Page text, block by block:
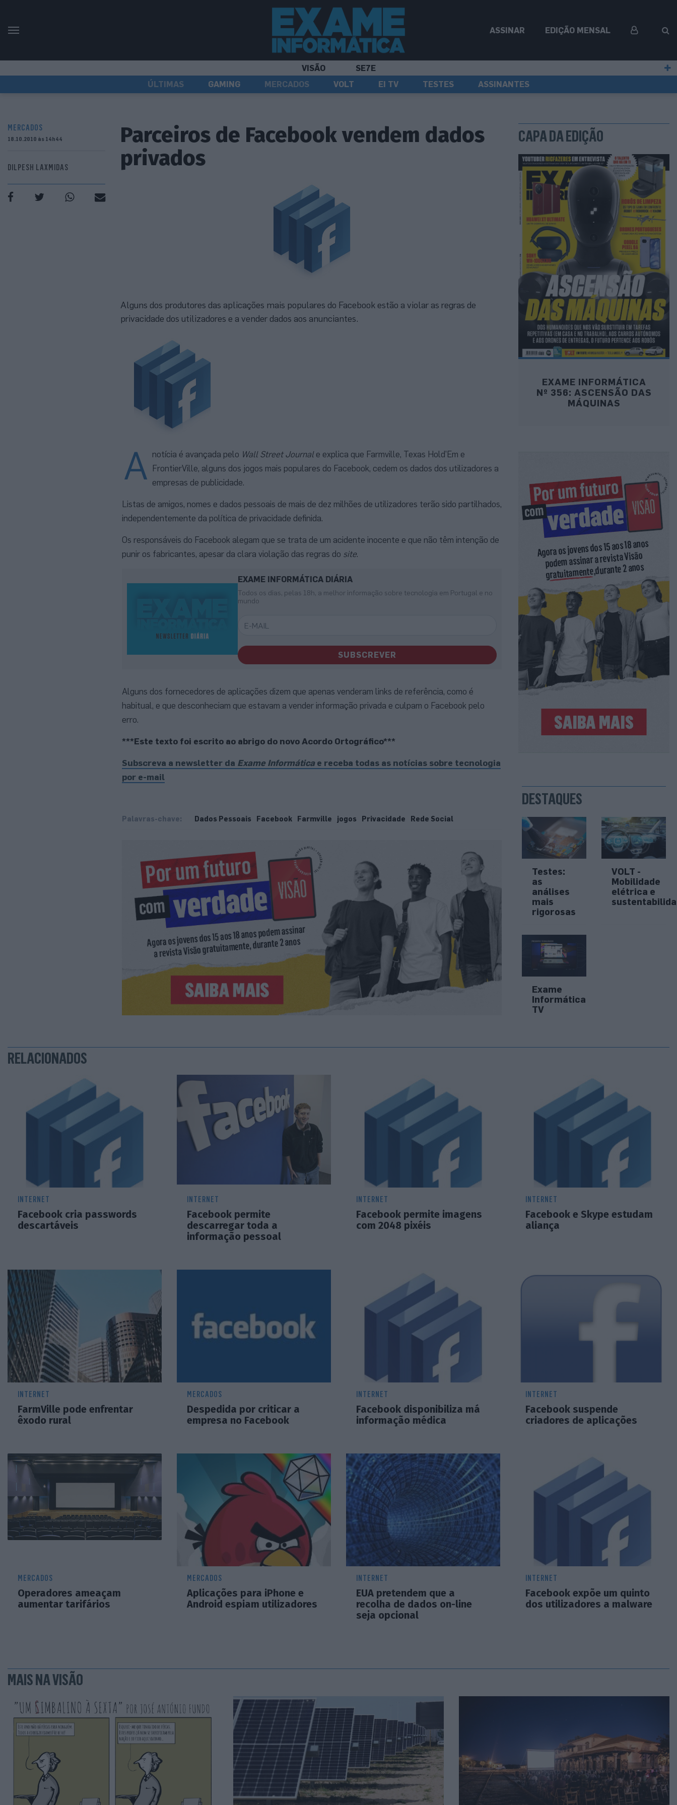
ASSINAR EDIÇÃO MENSAL
VISÃO
SE7E
ÚLTIMAS
GAMING MERCADOS VOLT EI TV TESTES ASSINANTES
MERCADOS
18.10.2010 às 14h44
DILPESH LAXMIDAS
Parceiros de Facebook vendem dados
privados
Alguns dos produtores das aplicações mais populares do Facebook estão a violar as regras de
privacidade dos utilizadores e a vender dados aos anunciantes.
A notícia é avançada pelo Wall Street Journale explica que Farmville, Texas Hold’Em e
FrontierVille, alguns dos jogos mais populares do Facebook, cedem os dados dos utilizadores a
empresas de publicidade.
Listas de amigos, nomes e dados pessoais de mais de dez milhões de utilizadores terão sido partilhados,
independentemente da política de privacidade definida.
Os responsáveis do Facebook alegam que se trata de um acidente inocente e que não têm intenção de
punir os fabricantes, apesar da clara violação das regras do site.
EXAME INFORMÁTICA DIÁRIA
Todos os dias, pelas 18h, a melhor informação sobre tecnologia em Portugal e no
mundo
SUBSCREVER
Alguns dos fornecedores de aplicações dizem que apenas venderam links de referência, como é
habitual, e que desconheciam que estavam a vender informação privada e culpam o Facebook pelo
erro.
***Este texto foi escrito ao abrigo do novo Acordo Ortográfico***
Subscreva a newsletter da Exame Informáticae receba todas as notícias sobre tecnologia
por e-mail
Palavras-chave: Dados Pessoais Facebook Farmville jogos Privacidade Rede Social
CAPA DA EDIÇÃO
EXAME INFORMÁTICA
Nº 356: ASCENSÃO DAS
MÁQUINAS
DESTAQUES
Testes:
as
análises
mais
rigorosas
VOLT -
Mobilidade
elétrica e
Exame
Informática
TV
RELACIONADOS
INTERNET
Facebook cria passwords
descartáveis
INTERNET
Facebook permite
descarregar toda a
informação pessoal
INTERNET
Facebook permite imagens
com 2048 pixéis
INTERNET
Facebook e Skype estudam
aliança
INTERNET
FarmVille pode enfrentar
êxodo rural
MERCADOS
Despedida por criticar a
empresa no Facebook
INTERNET
Facebook disponibiliza má
informação médica
INTERNET
Facebook suspende
criadores de aplicações
MERCADOS
Operadores ameaçam
aumentar tarifários
MERCADOS
Aplicações para iPhone e
Android espiam utilizadores
INTERNET
EUA pretendem que a
recolha de dados on-line
seja opcional
INTERNET
Facebook expõe um quinto
dos utilizadores a malware
MAIS NA VISÃO